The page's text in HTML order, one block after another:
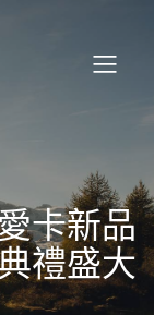
卡新品
禮盛大